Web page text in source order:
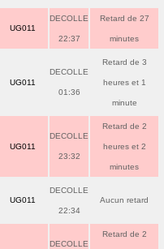
UG011
DECOLLE
22:37
Retard de 27
minutes
UG011
DECOLLE
01:36
Retard de 3
heures et 1
minute
UG011
DECOLLE
23:32
Retard de 2
heures et 2
minutes
UG011
DECOLLE
22:34
Aucun retard
DECOLLE
Retard de 2